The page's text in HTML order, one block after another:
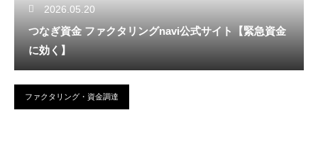
2026.05.20
つなぎ資金 ファクタリングnavi公式サイト【緊急資金
に効く】
ファクタリング・資金調達